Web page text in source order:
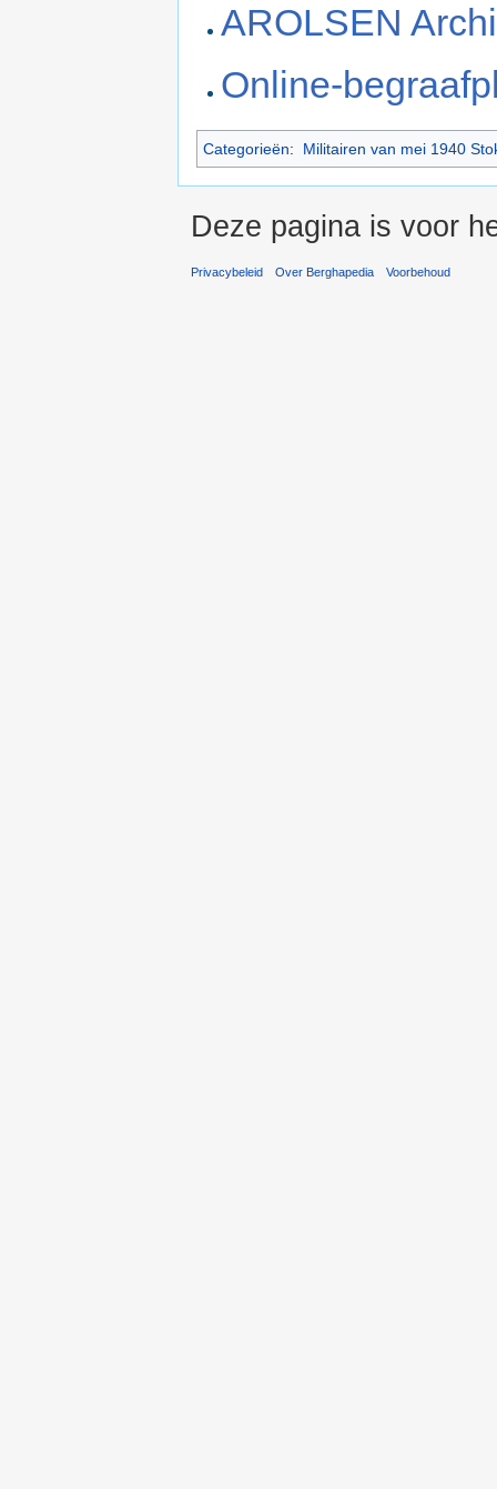
AROLSEN
Online-
Categorieën: Militairen van mei 1940
Deze pagina is voor
Privacybeleid Over Berghapedia Voorbehoud